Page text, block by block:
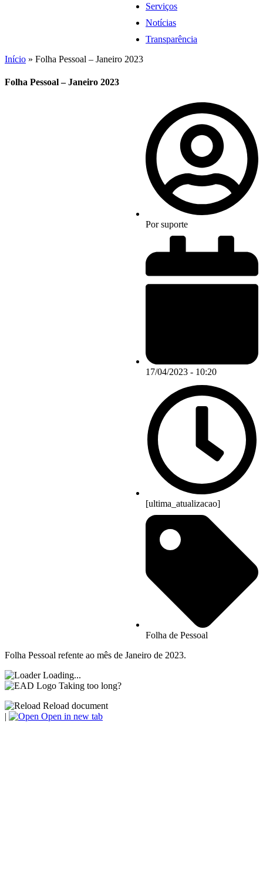
Serviços
Notícias
Transparência
Início » Folha Pessoal – Janeiro 2023
Folha Pessoal – Janeiro 2023
Porsuporte
17/04/2023 - 10:20
[ultima_atualizacao]
Folha de Pessoal
Folha Pessoal refente ao mês de Janeiro de 2023.
Loading...
Taking too long?
Reload document
|
Open in new tab